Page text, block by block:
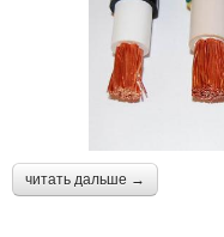
читать дальше →